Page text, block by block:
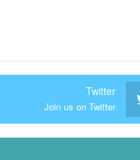
Twitter
Join us on Twitter